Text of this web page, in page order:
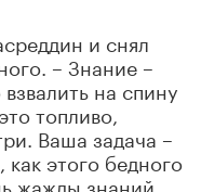
и снял
– Знание –
на спину
топливо,
Ваша задача –
как этого бедного
жажды знаний.